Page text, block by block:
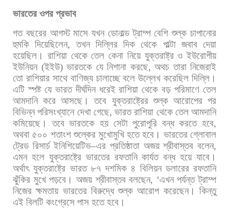
ভারতের ওপর প্রভাব
গত বছরের আগস্ট মাসে যখন ডোনাল্ড ট্রাম্প বেশি শুল্ক চাপানোর
হুমকি দিয়েছিলেন,তখন দিল্লির দিক থেকে পাল্টা জবাব দেয়া
হয়েছিল। রাশিয়া থেকে তেল কেনা নিয়ে যুক্তরাষ্ট্র ও ইউরোপীয়
ইউনিয়ন(ইইউ) ভারতকে যে নিশানা করছে, অথচ তারা নিজেরাই
তো রাশিয়ার সাথে বাণিজ্য চালাচ্ছে বলে উল্লেখ করেছিল দিল্লি।
এটি স্পষ্ট যে ভারত দীর্ঘদিন ধরেই রাশিয়া থেকে বড় পরিমাণে তেল
আমদানি করে আসছে। তবে যুক্তরাষ্ট্রের শুল্ক আরোপের পর
বিভিন্ন পরিসংখ্যানে দেখা গেছে, ভারত রাশিয়া থেকে তেল আমদানি
কমিয়েছে।
তবে ভারতকে হয় সেটা পুরোপুরি বন্ধ করতে হবে,
অথবা ৫০০ শতাংশ শুল্কের মুখোমুখি হতে হবে। ভারতের গ্লোবাল
ট্রেড রিসার্চ ইনিশিয়েটিভ–এর প্রতিষ্ঠাতা অজয় শ্রীবাস্তব বলেন,
এমন হলে যুক্তরাষ্ট্রে ভারতের রফতানি কার্যত বন্ধ হয়ে যাবে।
অর্থাৎ যুক্তরাষ্ট্রে ভারত ৮৭ দশমিক ৪ বিলিয়ন ডলারের রফতানি
ঝুঁকির মুখে পড়বে। অজয় শ্রীবাস্তব বলছেন, ‘এখন পর্যন্ত ট্রাম্প
নিজের ক্ষমতায় ভারতের বিরুদ্ধে শুল্ক আরোপ করেছেন। কিন্তু
এই বিলটি কংগ্রেসে পাস হতে হবে।